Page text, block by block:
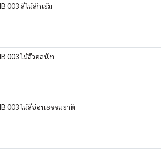
003 สีไม้สักเข้ม
003 ไม้สีวอลนัท
003 ไม้สีอ่อนธรรมชาติ